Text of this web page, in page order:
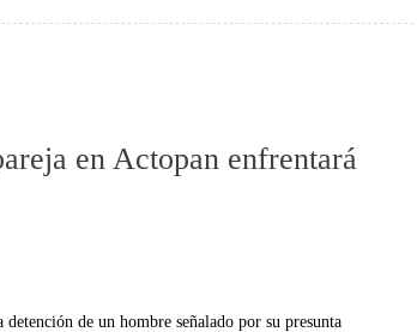
en Actopan enfrentará
de un hombre señalado por su presunta